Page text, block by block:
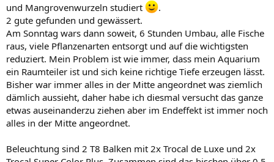
und Mangrovenwurzeln studiert
.
2 gute gefunden und gewässert.
Am Sonntag wars dann soweit, 6 Stunden Umbau, alle Fische
raus, viele Pflanzenarten entsorgt und auf die wichtigsten
reduziert. Mein Problem ist wie immer, dass mein Aquarium
ein Raumteiler ist und sich keine richtige Tiefe erzeugen lässt.
Bisher war immer alles in der Mitte angeordnet was ziemlich
dämlich aussieht, daher habe ich diesmal versucht das ganze
etwas auseinanderzu ziehen aber im Endeffekt ist immer noch
alles in der Mitte angeordnet.
Beleuchtung sind 2 T8 Balken mit 2x Trocal de Luxe und 2x